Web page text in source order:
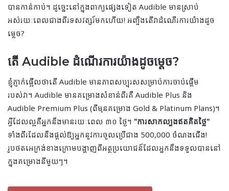
បានកាន់កាប់។ ដូច្នេះនៅក្នុងពាក្យផ្សេងទៀត Audible មានស្រាប់
អស់រយៈពេលជាងពីរទសវត្សរ៍មកហើយ! អញ្ចឹងតើវាដំណើរការយ៉ាងដូច
ម្តេច?
តើ Audible ដំណើរការយ៉ាងដូចម្តេច?
ខ្ញុំភ្ញាក់ផ្អើលថាតើ Audible មានភាពសប្បុរសសម្រាប់ការចាប់ផ្តើម
របស់វា។ Audible មានគម្រោងសំខាន់ពីរគឺ Audible Plus និង
Audible Premium Plus (ពីមុនគម្រោង Gold & Platinum Plans)។
អ្វី​ដែល​ល្អ​គឺ​អ្នក​នឹង​មាន​រយៈពេល ៣០ ថ្ងៃ។ "ការសាកល្បងឥតគិតថ្លៃ"
ទាំងពីរដែលនឹងផ្តល់ឱ្យអ្នកនូវការចូលប្រើជាង 500,000 ចំណងជើង!
រូបថតអេក្រង់ខាងក្រោមបង្ហាញពីអត្ថប្រយោជន៍ដែលអ្នកនឹងទទួលបាននៅ
ក្នុងគម្រោងនីមួយៗ។